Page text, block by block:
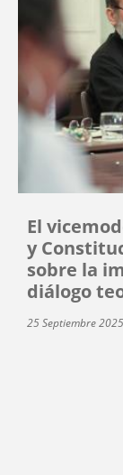
El
y
sobre la
diálogo
25 Septiembre 2025